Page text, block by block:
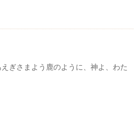
ぎさまよう鹿のように、神よ、わた